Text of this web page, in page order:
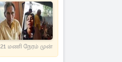
21 மணி நேரம் முன்